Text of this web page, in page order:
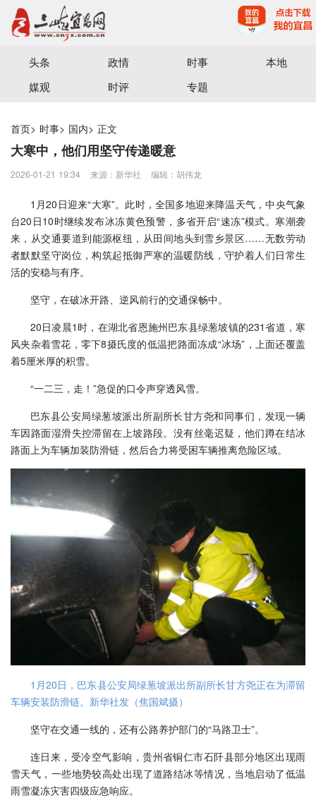
宜昌三峡融媒体中心主办
头条 政情 时事
本地
媒观
时评 专题
首页> 时事> 国内> 正文
大寒中，他们用坚守传递暖意
2026-01-21 19:34 来源：​新华社 编辑：胡伟龙
1月20日迎来“大寒”。此时，全国多地迎来降温天气，中央气象
台20日10时继续发布冰冻黄色预警，多省开启“速冻”模式。寒潮袭
来，从交通要道到能源枢纽，从田间地头到雪乡景区……无数劳动
者默默坚守岗位，构筑起抵御严寒的温暖防线，守护着人们日常生
活的安稳与有序。
坚守，在破冰开路、逆风前行的交通保畅中。
20日凌晨1时，在湖北省恩施州巴东县绿葱坡镇的231省道，寒
风夹杂着雪花，零下8摄氏度的低温把路面冻成“冰场”，上面还覆盖
着5厘米厚的积雪。
“一二三，走！”急促的口令声穿透风雪。
巴东县公安局绿葱坡派出所副所长甘方尧和同事们，发现一辆
车因路面湿滑失控滞留在上坡路段。没有丝毫迟疑，他们蹲在结冰
路面上为车辆加装防滑链，然后合力将受困车辆推离危险区域。
1月20日，巴东县公安局绿葱坡派出所副所长甘方尧正在为滞留
车辆安装防滑链。新华社发（焦国斌摄）
坚守在交通一线的，还有公路养护部门的“马路卫士”。
连日来，受冷空气影响，贵州省铜仁市石阡县部分地区出现雨
雪天气，一些地势较高处出现了道路结冰等情况，当地启动了低温
雨雪凝冻灾害四级应急响应。